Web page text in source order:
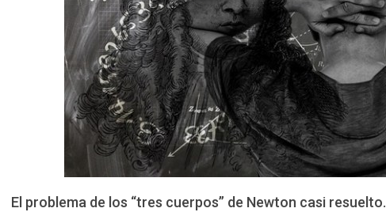
El problema de los “tres cuerpos” de Newton casi resuelto.